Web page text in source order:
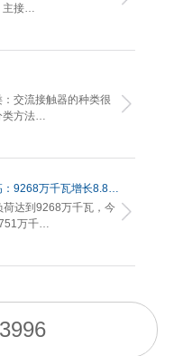
主接…
交流接触器的种类很
类方法…
浙江电力全社会用电负荷今年七创历史新高：9268万千瓦增长8.82%
达到9268万千瓦，今
万千…